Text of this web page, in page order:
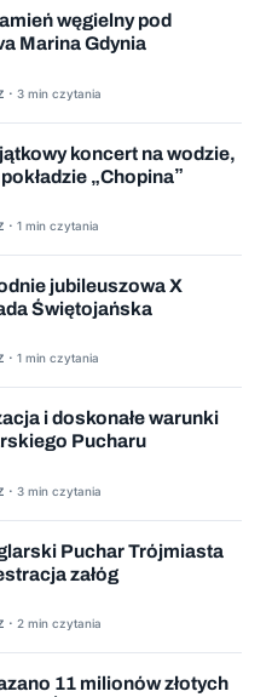
węgielny pod
Marina Gdynia
· 3 min czytania
koncert na wodzie,
„Chopina”
· 1 min czytania
jubileuszowa X
Świętojańska
· 1 min czytania
i doskonałe warunki
Pucharu
· 3 min czytania
Puchar Trójmiasta
załóg
· 2 min czytania
11 milionów złotych